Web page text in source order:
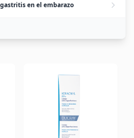
en el embarazo